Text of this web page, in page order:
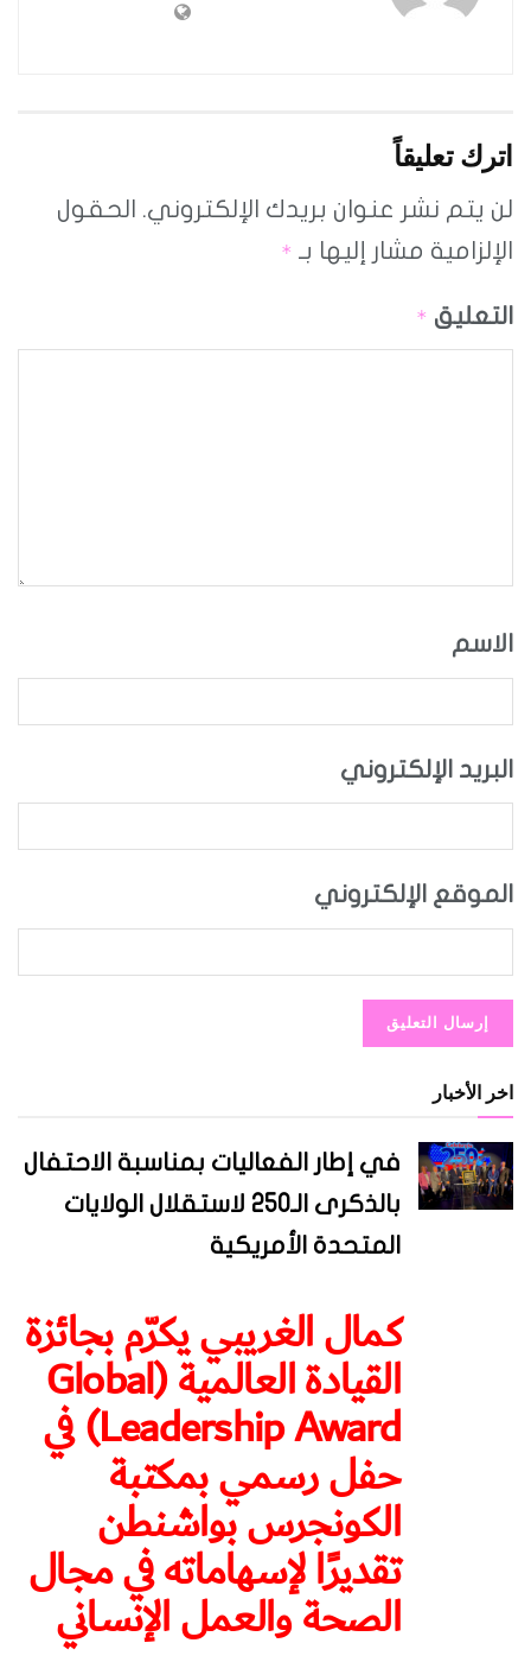
اترك تعليقاً
لن يتم نشر عنوان بريدك الإلكتروني. الحقول
الإلزامية مشار إليها بـ *
التعليق *
الاسم
البريد الإلكتروني
الموقع الإلكتروني
اخر الأخبار
في إطار الفعاليات بمناسبة الاحتفال
بالذكرى الـ250 لاستقلال الولايات
المتحدة الأمريكية
كمال الغريبي يكرّم بجائزة
القيادة العالمية (Global
Leadership Award) في
حفل رسمي بمكتبة
الكونجرس بواشنطن
تقديرًا لإسهاماته في مجال
الصحة والعمل الإنساني